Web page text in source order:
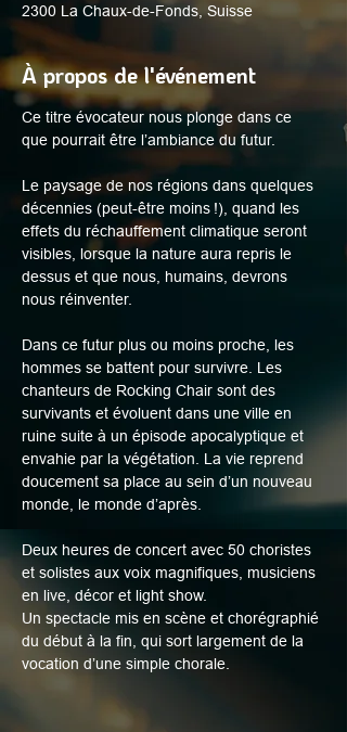
2300 La Chaux-de-Fonds, Suisse
À propos de l'événement
Ce titre évocateur nous plonge dans ce
que pourrait être l’ambiance du futur.
Le paysage de nos régions dans quelques
décennies (peut-être moins !), quand les
effets du réchauffement climatique seront
visibles, lorsque la nature aura repris le
dessus et que nous, humains, devrons
nous réinventer.
Dans ce futur plus ou moins proche, les
hommes se battent pour survivre. Les
chanteurs de Rocking Chair sont des
survivants et évoluent dans une ville en
ruine suite à un épisode apocalyptique et
envahie par la végétation. La vie reprend
doucement sa place au sein d’un nouveau
monde, le monde d’après.
Deux heures de concert avec 50 choristes
et solistes aux voix magnifiques, musiciens
en live, décor et light show.
Un spectacle mis en scène et chorégraphié
du début à la fin, qui sort largement de la
vocation d’une simple chorale.